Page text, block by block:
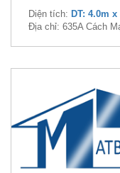
Diện tích: DT: 4.0m
Địa chỉ: 635A Cách